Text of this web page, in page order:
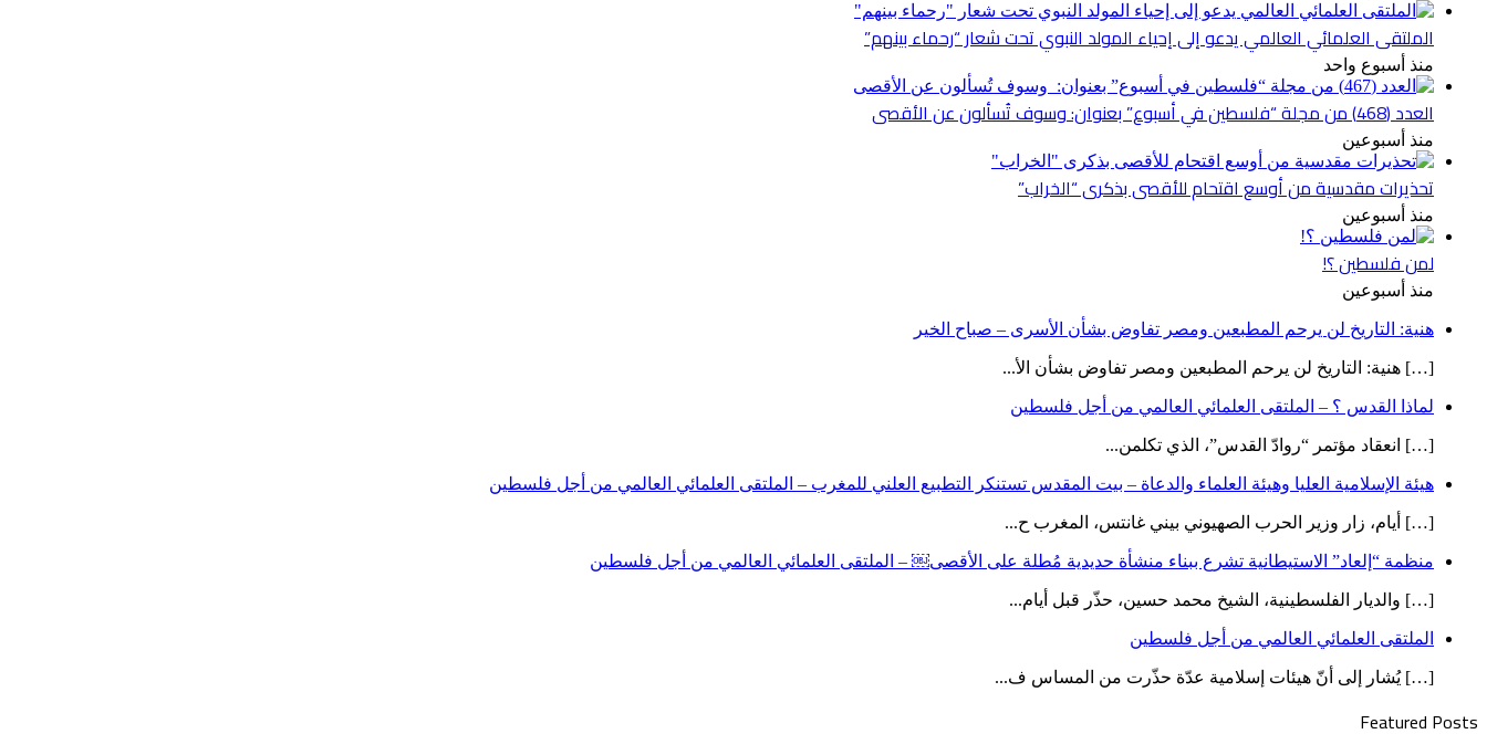
الملتقى العلمائي العالمي يدعو إلى إحياء المولد النبوي تحت شعار “رحماء بينهم”
منذ أسبوع واحد
العدد (468) من مجلة “فلسطين في أسبوع” بعنوان: وسوف تُسألون عن الأقصى
منذ أسبوعين
تحذيرات مقدسية من أوسع اقتحام للأقصى بذكرى “الخراب”
منذ أسبوعين
لمن فلسطين ؟!
منذ أسبوعين
هنية: التاريخ لن يرحم المطبعين ومصر تفاوض بشأن الأسرى – صباح الخير
[…] هنية: التاريخ لن يرحم المطبعين ومصر تفاوض بشأن الأ...
لماذا القدس ؟ – الملتقى العلمائي العالمي من أجل فلسطين
[…] انعقاد مؤتمر “روادّ القدس”، الذي تكلمن...
هيئة الإسلامية العليا وهيئة العلماء والدعاة – بيت المقدس تستنكر التطبيع العلني للمغرب – الملتقى العلمائي العالمي من أجل فلسطين
[…] أيام، زار وزير الحرب الصهيوني بيني غانتس، المغرب ح...
منظمة “إلعاد” الاستيطانية تشرع ببناء منشأة حديدية مُطلة على الأقصى￼ – الملتقى العلمائي العالمي من أجل فلسطين
[…] والديار الفلسطينية، الشيخ محمد حسين، حذّر قبل أيام...
الملتقى العلمائي العالمي من أجل فلسطين
[…] يُشار إلى أنّ هيئات إسلامية عدّة حذّرت من المساس ف...
Featured Posts